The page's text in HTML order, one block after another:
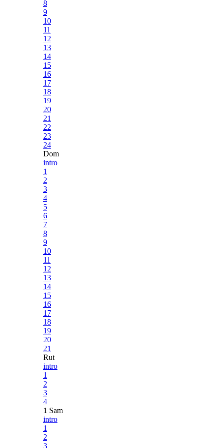
8
9
10
11
12
13
14
15
16
17
18
19
20
21
22
23
24
Dom
intro
1
2
3
4
5
6
7
8
9
10
11
12
13
14
15
16
17
18
19
20
21
Rut
intro
1
2
3
4
1 Sam
intro
1
2
3